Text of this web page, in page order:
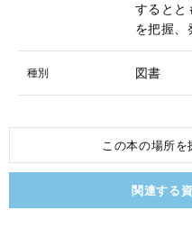
するとと
を把握、
種別 図書
この本の場所を
関連する